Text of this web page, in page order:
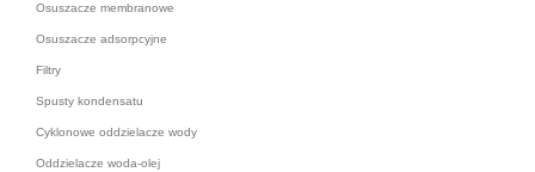
Osuszacze membranowe
Osuszacze adsorpcyjne
Filtry
Spusty kondensatu
Cyklonowe oddzielacze wody
Oddzielacze woda-olej